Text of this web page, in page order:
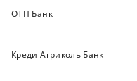
ОТП Банк
Креди Агриколь Банк